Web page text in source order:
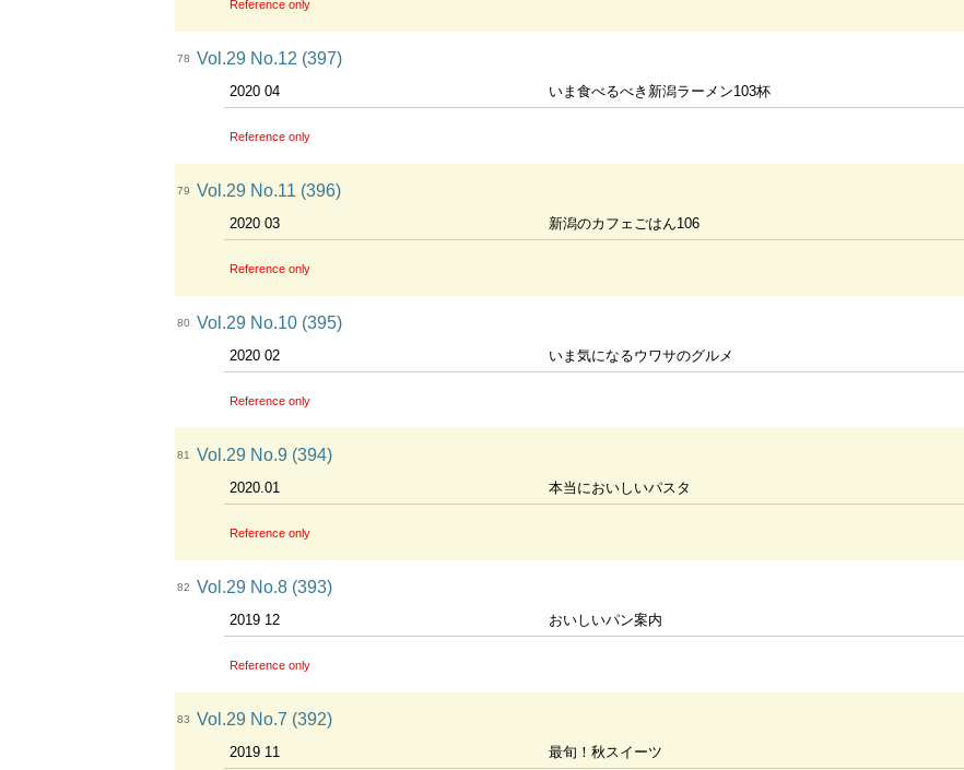
Reference only
78 Vol.29 No.12 (397)
2020 04 いま食べるべき新潟ラーメン103杯
Reference only
79 Vol.29 No.11 (396)
2020 03 新潟のカフェごはん106
Reference only
80 Vol.29 No.10 (395)
2020 02 いま気になるウワサのグルメ
Reference only
81 Vol.29 No.9 (394)
2020.01 本当においしいパスタ
Reference only
82 Vol.29 No.8 (393)
2019 12 おいしいパン案内
Reference only
83 Vol.29 No.7 (392)
2019 11 最旬！秋スイーツ